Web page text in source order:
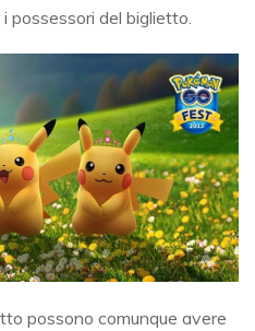
possessori del biglietto.
possono comunque avere